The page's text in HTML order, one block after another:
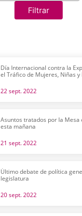
Filtrar
Día Internacional contra la
el Tráfico de Mujeres, Niñas y
22 sept. 2022
Asuntos tratados por la Mesa
esta mañana
21 sept. 2022
Último debate de política
legislatura
20 sept. 2022